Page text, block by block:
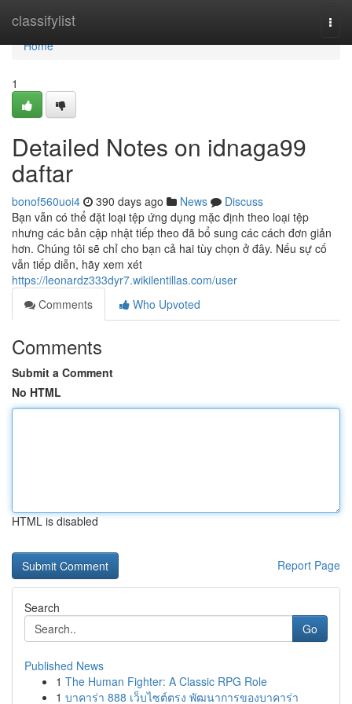
classifylist
Home
Home
1
Detailed Notes on idnaga99
daftar
bonof560uoi4 390 days ago News
Discuss
Bạn vẫn có thể đặt loại tệp ứng dụng mặc định theo loại tệp
nhưng các bản cập nhật tiếp theo đã bổ sung các cách đơn giản
hơn. Chúng tôi sẽ chỉ cho bạn cả hai tùy chọn ở đây. Nếu sự cố
vẫn tiếp diễn, hãy xem xét
https://leonardz333dyr7.wikilentillas.com/user
Comments
Who Upvoted
Comments
Submit a Comment
No HTML
HTML is disabled
Report Page
Search
Go
Published News
1 The Human Fighter: A Classic RPG Role
1 บาคาร่า 888 เว็บไซต์ตรง พัฒนาการของบาคาร่า